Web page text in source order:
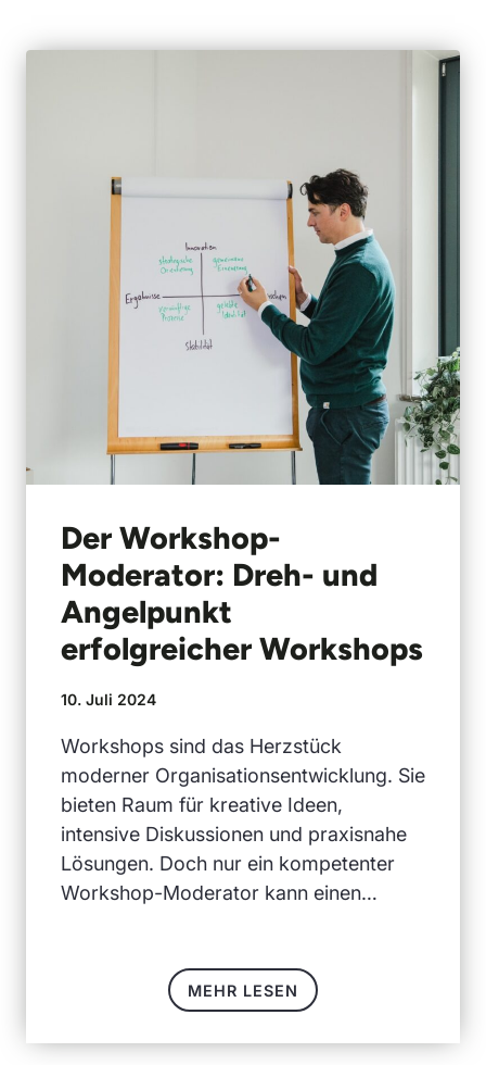
Der Workshop-
Moderator: Dreh- und
Angelpunkt
erfolgreicher Workshops
10. Juli 2024
Workshops sind das Herzstück
moderner Organisationsentwicklung. Sie
bieten Raum für kreative Ideen,
intensive Diskussionen und praxisnahe
Lösungen. Doch nur ein kompetenter
Workshop-Moderator kann einen…
MEHR LESEN